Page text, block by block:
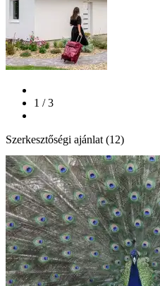
1 / 3
Szerkesztőségi ajánlat (12)